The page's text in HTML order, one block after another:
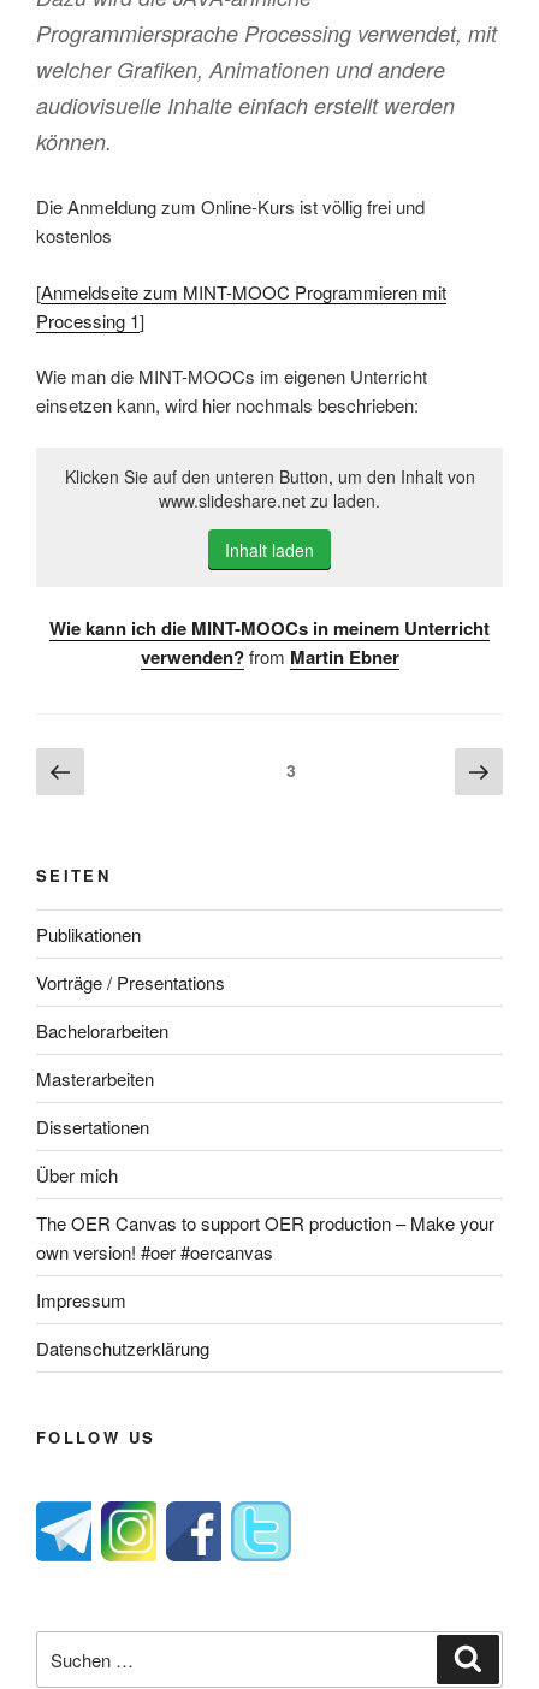
Programmiersprache Processing verwendet, mit
welcher Grafiken, Animationen und andere
audiovisuelle Inhalte einfach erstellt werden
können.
Die Anmeldung zum Online-Kurs ist völlig frei und
kostenlos
[Anmeldseite zum MINT-MOOC Programmieren mit
Processing 1]
Wie man die MINT-MOOCs im eigenen Unterricht
einsetzen kann, wird hier nochmals beschrieben:
Klicken Sie auf den unteren Button, um den Inhalt von
www.slideshare.net zu laden.
Inhalt laden
Wie kann ich die MINT-MOOCs in meinem Unterricht
verwenden? from Martin Ebner
Beitragsnavigation
Vorherige
Seite
Seite3
Seite
SEITEN
Publikationen
Vorträge / Presentations
Bachelorarbeiten
Masterarbeiten
Dissertationen
Über mich
The OER Canvas to support OER production – Make your
own version! #oer #oercanvas
Impressum
Datenschutzerklärung
FOLLOW US
nach: